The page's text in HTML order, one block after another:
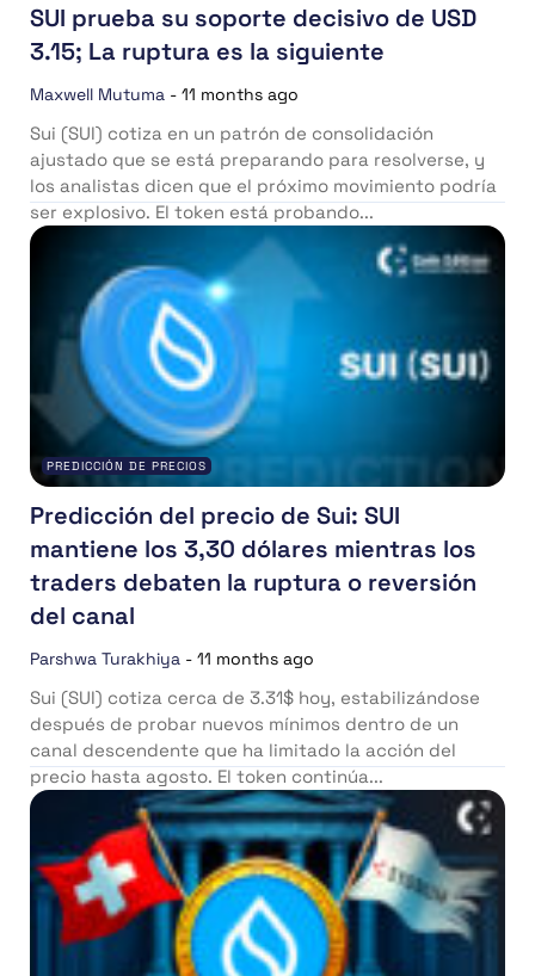
SUI prueba su soporte decisivo de USD
3.15; La ruptura es la siguiente
Maxwell Mutuma - 11 months ago
Sui (SUI) cotiza en un patrón de consolidación
ajustado que se está preparando para resolverse, y
los analistas dicen que el próximo movimiento podría
ser explosivo. El token está probando...
PREDICCIÓN DE PRECIOS
Predicción del precio de Sui: SUI
mantiene los 3,30 dólares mientras los
traders debaten la ruptura o reversión
del canal
Parshwa Turakhiya - 11 months ago
Sui (SUI) cotiza cerca de 3.31$ hoy, estabilizándose
después de probar nuevos mínimos dentro de un
canal descendente que ha limitado la acción del
precio hasta agosto. El token continúa...